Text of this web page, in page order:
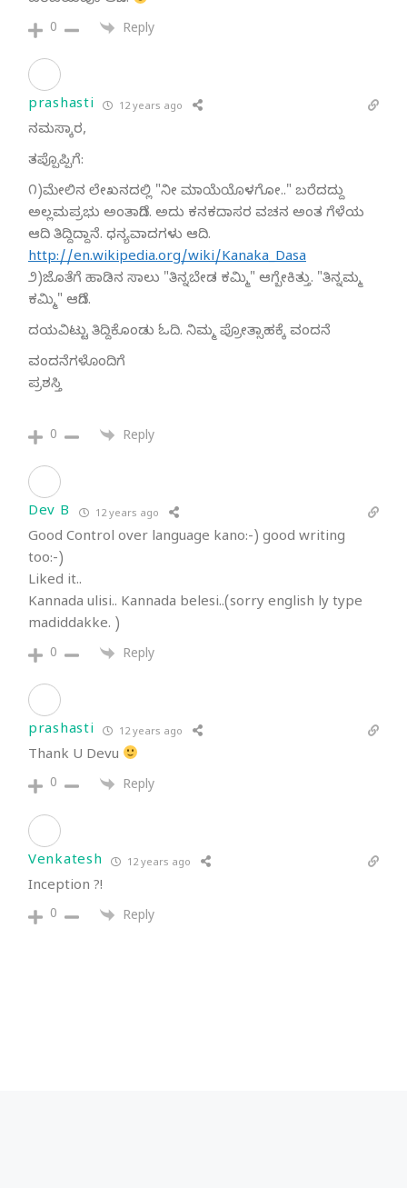
0 Reply
prashasti 12 years ago
ನಮಸ್ಕಾರ,
ತಪ್ಪೊಪ್ಪಿಗೆ:
೧)ಮೇಲಿನ ಲೇಖನದಲ್ಲಿ "ನೀ ಮಾಯೆಯೊಳಗೋ.." ಬರೆದದ್ದು
ಅಲ್ಲಮಪ್ರಭು ಅಂತಾಗಿದೆ. ಅದು ಕನಕದಾಸರ ವಚನ ಅಂತ ಗೆಳೆಯ
ಆದಿ ತಿದ್ದಿದ್ದಾನೆ. ಧನ್ಯವಾದಗಳು ಆದಿ.
http://en.wikipedia.org/wiki/Kanaka_Dasa
೨)ಜೊತೆಗೆ ಹಾಡಿನ ಸಾಲು "ತಿನ್ನಬೇಡ ಕಮ್ಮಿ" ಆಗ್ಬೇಕಿತ್ತು. "ತಿನ್ನಮ್ಮ
ಕಮ್ಮಿ" ಆಗಿದೆ.
ದಯವಿಟ್ಟು ತಿದ್ದಿಕೊಂಡು ಓದಿ. ನಿಮ್ಮ ಪ್ರೋತ್ಸಾಹಕ್ಕೆ ವಂದನೆ
ವಂದನೆಗಳೊಂದಿಗೆ
ಪ್ರಶಸ್ತಿ
0 Reply
Dev B 12 years ago
Good Control over language kano:-) good writing
too:-)
Liked it..
Kannada ulisi.. Kannada belesi..(sorry english ly type
madiddakke. )
0 Reply
prashasti 12 years ago
Thank U Devu
0 Reply
Venkatesh 12 years ago
Inception ?!
0 Reply